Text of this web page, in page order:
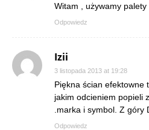
Witam , używamy palety
Odpowiedz
Izii
3 listopada 2013 at 19:28
Piękna ścian efektowne
jakim odcieniem popieli
.marka i symbol. Z góry
Odpowiedz